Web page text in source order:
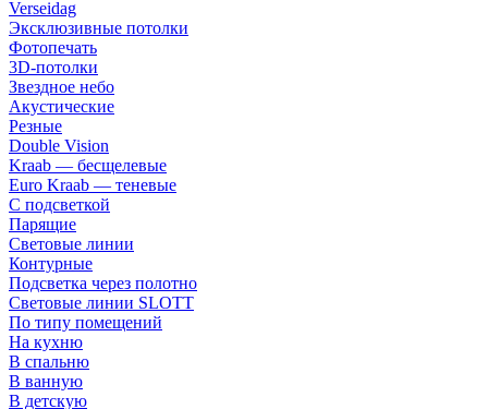
Verseidag
Эксклюзивные потолки
Фотопечать
3D-потолки
Звездное небо
Акустические
Резные
Double Vision
Kraab — бесщелевые
Euro Kraab — теневые
С подсветкой
Парящие
Световые линии
Контурные
Подсветка через полотно
Световые линии SLOTT
По типу помещений
На кухню
В спальню
В ванную
В детскую